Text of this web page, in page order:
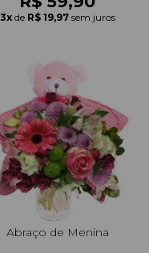
3x de R$ 19,97 sem juros
Abraço de Menina